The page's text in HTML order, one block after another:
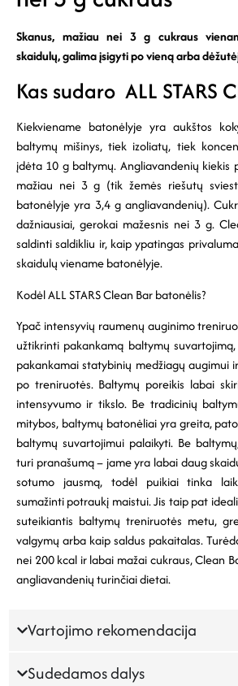
Skanus, mažiau nei 3 g cukraus
skaidulų, galima įsigyti po vieną arba
Kas sudaro ALL STARS
Kiekviename batonėlyje yra aukštos
baltymų mišinys, tiek izoliatų, tiek
įdėta 10 g baltymų. Angliavandenių kiekis
mažiau nei 3 g (tik žemės riešutų
batonėlyje yra 3,4 g angliavandenių).
dažniausiai, gerokai mažesnis nei 3 g.
saldinti saldikliu ir, kaip ypatingas
skaidulų viename batonėlyje.
Kodėl ALL STARS Clean Bar batonėlis?
Ypač intensyvių raumenų auginimo
užtikrinti pakankamą baltymų
pakankamai statybinių medžiagų augimui
po treniruotės. Baltymų poreikis labai
intensyvumo ir tikslo.Be tradicinių
mitybos, baltymų batonėliai yra greita,
baltymų suvartojimui palaikyti. Be
turi pranašumą – jame yra labai daug
sotumo jausmą, todėl puikiai tinka
sumažinti potraukį maistui.Jis taip pat
suteikiantis baltymų treniruotės metu,
valgymų arba kaip saldus pakaitalas.
nei 200 kcal ir labai mažai cukraus, Clean
angliavandenių turinčiai dietai.
Vartojimo rekomendacija
Sudedamos dalys